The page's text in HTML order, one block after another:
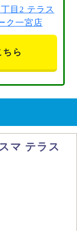
目2 テラス
ク一宮店
ら
マ テラス